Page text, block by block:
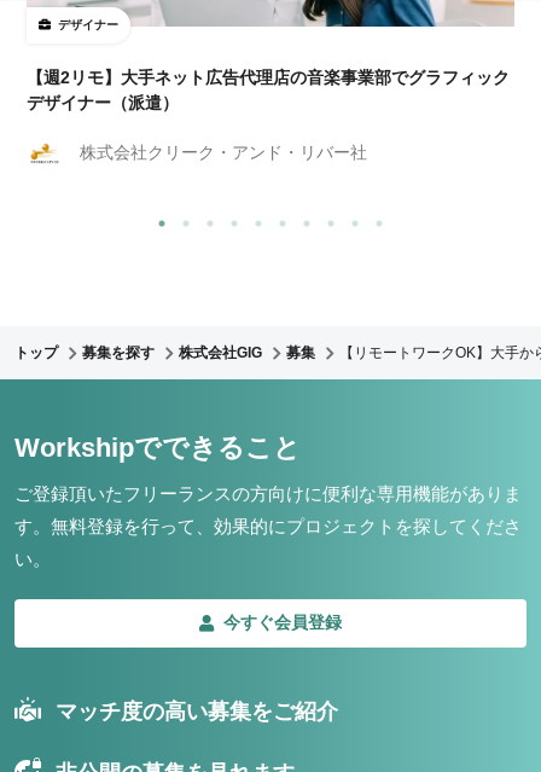
デザイナー
【週2リモ】大手ネット広告代理店の音楽事業部でグラフィック
デザイナー（派遣）
株式会社クリーク・アンド・リバー社
トップ 募集を探す 株式会社GIG 募集 【リモートワークOK】大手
Workshipでできること
ご登録頂いたフリーランスの方向けに便利な専用機能がありま
す。 無料登録を行って、効果的にプロジェクトを探してくださ
い。
今すぐ会員登録
マッチ度の高い募集をご紹介